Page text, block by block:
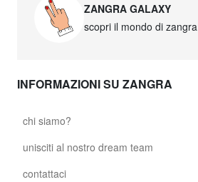
ZANGRA GALAXY
scopri il mondo di zangra
INFORMAZIONI SU ZANGRA
chi siamo?
unisciti al nostro dream team
contattaci